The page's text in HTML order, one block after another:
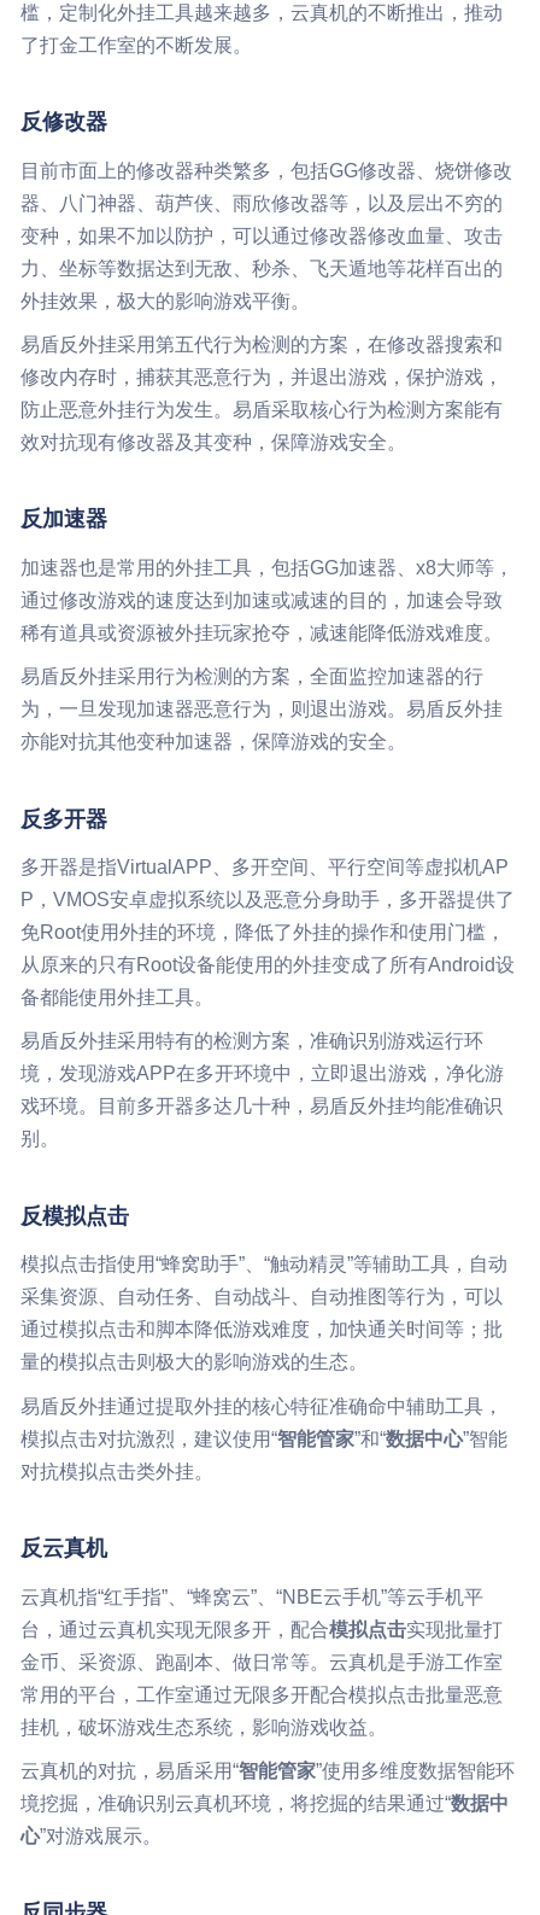
槛，定制化外挂工具越来越多，云真机的不断推出，推动
了打金工作室的不断发展。
反修改器
目前市面上的修改器种类繁多，包括GG修改器、烧饼修改
器、八门神器、葫芦侠、雨欣修改器等，以及层出不穷的
变种，如果不加以防护，可以通过修改器修改血量、攻击
力、坐标等数据达到无敌、秒杀、飞天遁地等花样百出的
外挂效果，极大的影响游戏平衡。
易盾反外挂采用第五代行为检测的方案，在修改器搜索和
修改内存时，捕获其恶意行为，并退出游戏，保护游戏，
防止恶意外挂行为发生。易盾采取核心行为检测方案能有
效对抗现有修改器及其变种，保障游戏安全。
反加速器
加速器也是常用的外挂工具，包括GG加速器、x8大师等，
通过修改游戏的速度达到加速或减速的目的，加速会导致
稀有道具或资源被外挂玩家抢夺，减速能降低游戏难度。
易盾反外挂采用行为检测的方案，全面监控加速器的行
为，一旦发现加速器恶意行为，则退出游戏。易盾反外挂
亦能对抗其他变种加速器，保障游戏的安全。
反多开器
多开器是指VirtualAPP、多开空间、平行空间等虚拟机AP
P，VMOS安卓虚拟系统以及恶意分身助手，多开器提供了
免Root使用外挂的环境，降低了外挂的操作和使用门槛，
从原来的只有Root设备能使用的外挂变成了所有Android设
备都能使用外挂工具。
易盾反外挂采用特有的检测方案，准确识别游戏运行环
境，发现游戏APP在多开环境中，立即退出游戏，净化游
戏环境。目前多开器多达几十种，易盾反外挂均能准确识
别。
反模拟点击
模拟点击指使用“蜂窝助手”、“触动精灵”等辅助工具，自动
采集资源、自动任务、自动战斗、自动推图等行为，可以
通过模拟点击和脚本降低游戏难度，加快通关时间等；批
量的模拟点击则极大的影响游戏的生态。
易盾反外挂通过提取外挂的核心特征准确命中辅助工具，
模拟点击对抗激烈，建议使用“智能管家”和“数据中心”智能
对抗模拟点击类外挂。
反云真机
云真机指“红手指”、“蜂窝云”、“NBE云手机”等云手机平
台，通过云真机实现无限多开，配合模拟点击实现批量打
金币、采资源、跑副本、做日常等。云真机是手游工作室
常用的平台，工作室通过无限多开配合模拟点击批量恶意
挂机，破坏游戏生态系统，影响游戏收益。
云真机的对抗，易盾采用“智能管家”使用多维度数据智能环
境挖掘，准确识别云真机环境，将挖掘的结果通过“数据中
心”对游戏展示。